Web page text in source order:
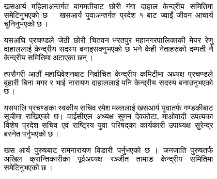
खसआर्य महिलाअन्तर्गत बागमतीबाट छोरी गंगा दाहाल केन्द्रीय समितिमा
समेटिनुभएको छ । खसआर्य युवाअन्तर्गत प्रदेश १ बाट ज्वाइँ जीवन आचार्य
चुनिनुभएको छ ।
यसअघि प्रचण्डले जेठी छोरी चितवन भरतपुर महानगरपालिकाकी मेयर रेणु
दाहाललाई केन्द्रीय सदस्य बनाइसक्नुभएको छ भने केही नेताहरुको दम्पती नै
केन्द्रीय समितिमा अटाएका छन् ।
त्यसैगरी आठौं महाधिवेशनबाट निर्वाचित केन्द्रीय कमिटीमा अध्यक्ष प्रचण्डले
बुहारी बिना मगर र भाई नारायण दाहाललाई पनि केन्द्रीय सदस्य बनाउनुभएको
छ ।
यसपालि प्रचण्डका स्वकीय सचिव रमेश मल्ललाई खसआर्य युवातर्फ गण्डकीबाट
सूचीमा राखिएको छ। वाईसीएल अध्यक्ष सुमन देवकोटा, माओवादी उपत्यका
विशेष प्रदेश सचिव एवं राष्ट्रिय युवा परिषद्‌का कार्यकारी उपाध्यक्ष सुरेन्द्र
बस्नेत पर्नुभएको छ ।
खस आर्य पुरुषबाट रामनारायण विडारी पर्नुभएको छ । जनजाति पुरुषतर्फ
अखिल क्रान्तिकारीका पूर्वअध्यक्ष रञ्जीत तामाङ केन्द्रीय समितिमा
समेटिनुभएको छ ।